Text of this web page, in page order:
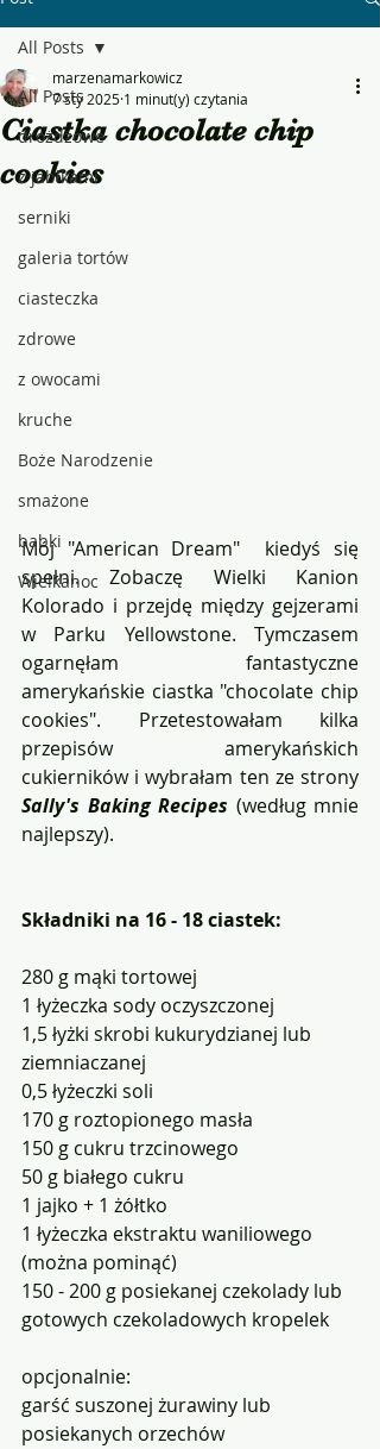
All Posts
drożdżowe
z jabłkami
serniki
galeria tortów
ciasteczka
zdrowe
z owocami
kruche
Boże Narodzenie
smażone
babki
Wielkanoc
All Posts
Ciastka chocolate chip
cookies
marzenamarkowicz
7 sty 2025 1 minut(y) czytania
Mój "American Dream"  kiedyś się
spełni. Zobaczę Wielki Kanion
Kolorado i przejdę między gejzerami
w Parku Yellowstone. Tymczasem
ogarnęłam fantastyczne
amerykańskie ciastka "chocolate chip
cookies". Przetestowałam kilka
przepisów amerykańskich
Sally's Baking Recipes (według mnie
najlepszy).
Składniki na 16 - 18 ciastek:
280 g mąki tortowej
1 łyżeczka sody oczyszczonej
1,5 łyżki skrobi kukurydzianej lub
ziemniaczanej
0,5 łyżeczki soli
170 g roztopionego masła
150 g cukru trzcinowego
50 g białego cukru
1 jajko + 1 żółtko
1 łyżeczka ekstraktu waniliowego
(można pominąć)
150 - 200 g posiekanej czekolady lub
gotowych czekoladowych kropelek
opcjonalnie:
garść suszonej żurawiny lub
posiekanych orzechów